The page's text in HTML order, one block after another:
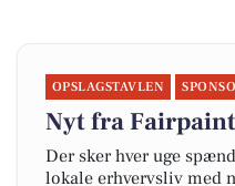
OPSLAGSTAVLEN
Nyt fra Fairpaint
Der sker hver uge
lokale erhvervsliv med